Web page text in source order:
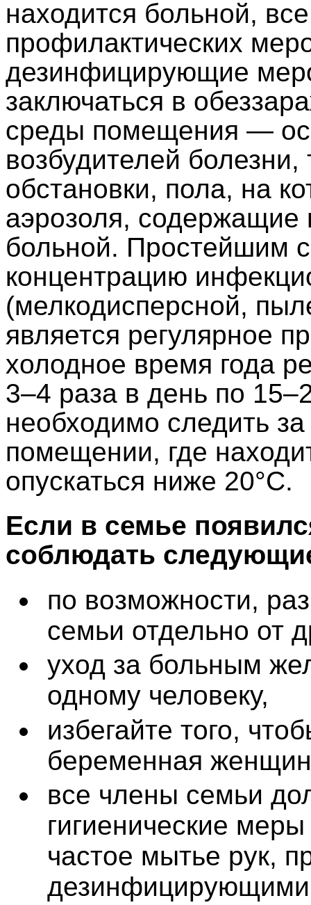
находится больной,
профилактических
дезинфицирующие
заключаться в
среды помещения —
возбудителей
обстановки, пола, на
аэрозоля, содержащие
больной. Простейшим
концентрацию
(мелкодисперсной,
является регулярное
холодное время года
3–4 раза в день по
необходимо следить
помещении, где
опускаться ниже 20°С.
Если в семье
соблюдать
по возможности,
семьи отдельно от
уход за больным
одному человеку,
избегайте того,
беременная
все члены семьи
гигиенические
частое мытье рук,
дезинфицирующими